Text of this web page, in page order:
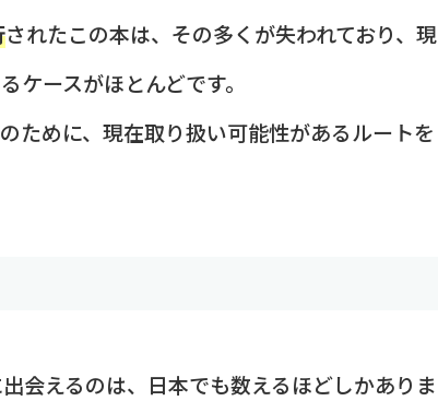
されたこの本は、その多くが失われており、現
ケースがほとんどです。
ために、現在取り扱い可能性があるルートを
会えるのは、日本でも数えるほどしかありま